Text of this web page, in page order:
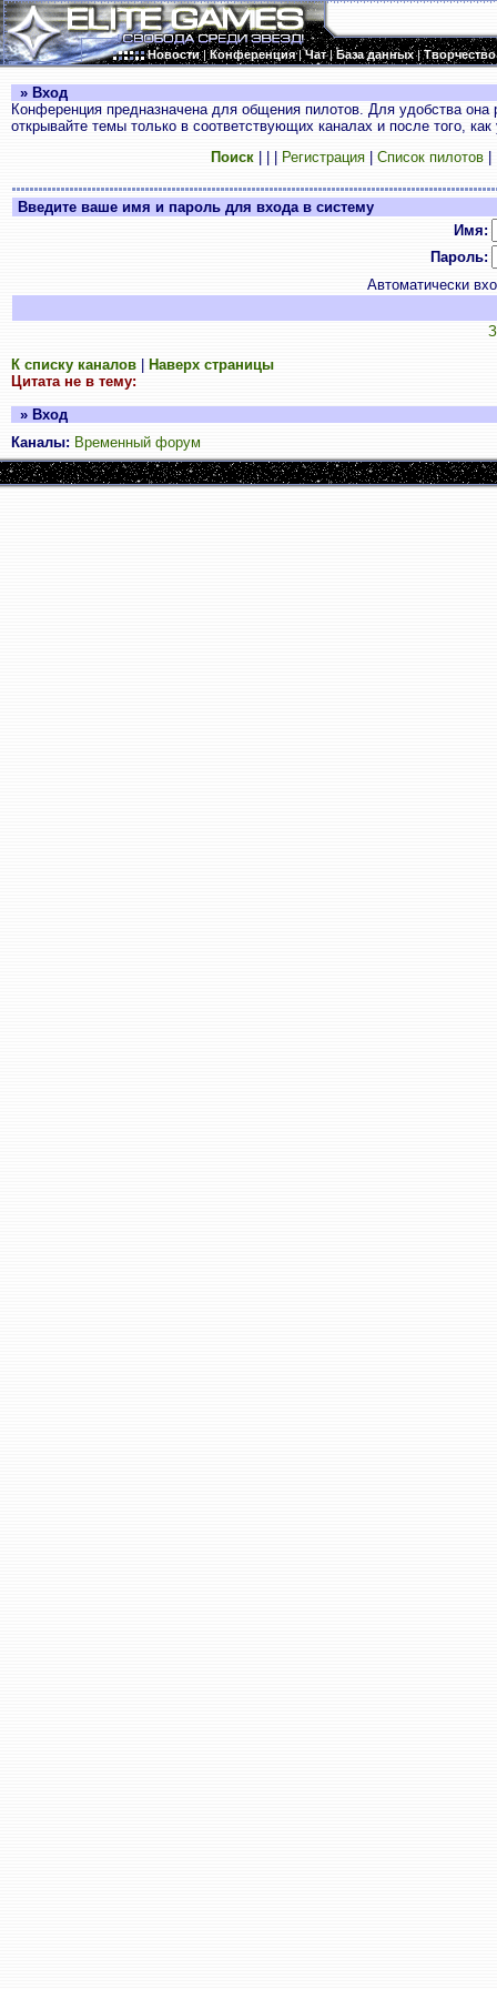
Новости|Конференция|Чат|База данных|Творчество
» Вход
Конференция предназначена для общения пилотов. Для удобства
открывайте темы только в соответствующих каналах и после того,
Поиск
Регистрация Список пилотов
Введите ваше имя и пароль для входа в систему
Имя:
Пароль:
Автоматически
К списку каналов
Наверх страницы
Цитата не в тему:
» Вход
Каналы: Временный форум